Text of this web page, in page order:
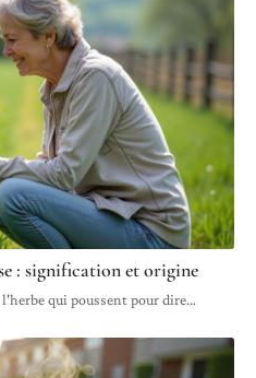
: signification et origine
qui poussent pour dire…